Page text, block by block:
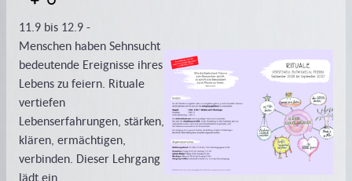
11.9 bis 12.9 -
Menschen haben Sehnsucht
bedeutende Ereignisse ihres
Lebens zu feiern. Rituale
vertiefen
Lebenserfahrungen, stärken,
klären, ermächtigen,
verbinden. Dieser Lehrgang
lädt ein,